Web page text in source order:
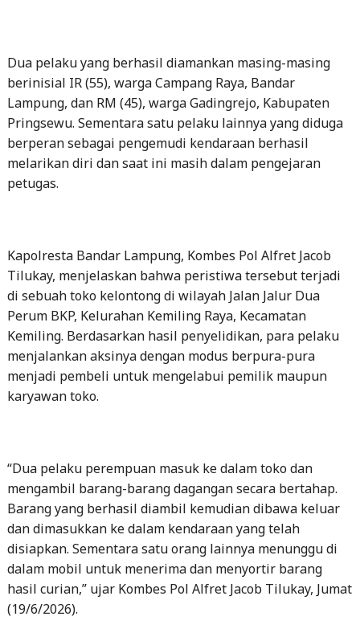
Dua pelaku yang berhasil diamankan masing-masing
berinisial IR (55), warga Campang Raya, Bandar
Lampung, dan RM (45), warga Gadingrejo, Kabupaten
Pringsewu. Sementara satu pelaku lainnya yang diduga
berperan sebagai pengemudi kendaraan berhasil
melarikan diri dan saat ini masih dalam pengejaran
petugas.
Kapolresta Bandar Lampung, Kombes Pol Alfret Jacob
Tilukay, menjelaskan bahwa peristiwa tersebut terjadi
di sebuah toko kelontong di wilayah Jalan Jalur Dua
Perum BKP, Kelurahan Kemiling Raya, Kecamatan
Kemiling. Berdasarkan hasil penyelidikan, para pelaku
menjalankan aksinya dengan modus berpura-pura
menjadi pembeli untuk mengelabui pemilik maupun
karyawan toko.
“Dua pelaku perempuan masuk ke dalam toko dan
mengambil barang-barang dagangan secara bertahap.
Barang yang berhasil diambil kemudian dibawa keluar
dan dimasukkan ke dalam kendaraan yang telah
disiapkan. Sementara satu orang lainnya menunggu di
dalam mobil untuk menerima dan menyortir barang
hasil curian,” ujar Kombes Pol Alfret Jacob Tilukay, Jumat
(19/6/2026).